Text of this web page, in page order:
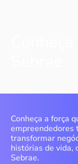
Conheça a força
empreendedores
transformar
histórias de vida,
Sebrae.